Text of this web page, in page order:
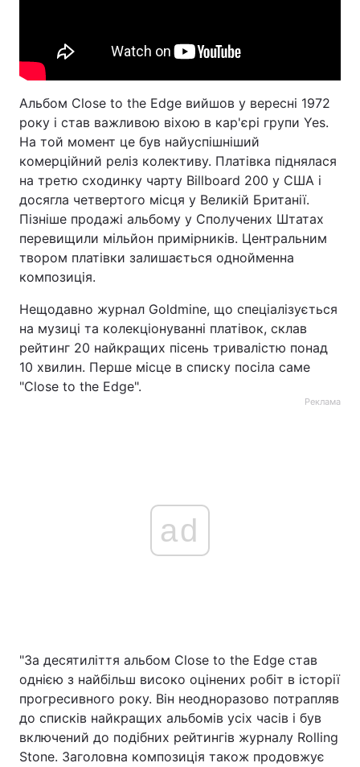
Альбом Close to the Edge вийшов у вересні 1972
року і став важливою віхою в кар'єрі групи Yes.
На той момент це був найуспішніший
комерційний реліз колективу. Платівка піднялася
на третю сходинку чарту Billboard 200 у США і
досягла четвертого місця у Великій Британії.
Пізніше продажі альбому у Сполучених Штатах
перевищили мільйон примірників. Центральним
твором платівки залишається однойменна
композиція.
Нещодавно журнал Goldmine, що спеціалізується
на музиці та колекціонуванні платівок, склав
рейтинг 20 найкращих пісень тривалістю понад
10 хвилин. Перше місце в списку посіла саме
"Close to the Edge".
Реклама
ad
"За десятиліття альбом Close to the Edge став
однією з найбільш високо оцінених робіт в історії
прогресивного року. Він неодноразово потрапляв
до списків найкращих альбомів усіх часів і був
включений до подібних рейтингів журналу Rolling
Stone. Заголовна композиція також продовжує